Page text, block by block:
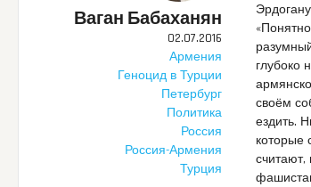
Ваган Бабаханян
02.07.2016
Армения
Геноцид в Турции
Петербург
Политика
Россия
Россия-Армения
Турция
глубоко
своём
ездить.
которые
считают,